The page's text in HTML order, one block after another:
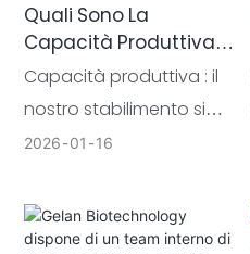
con i marchi in diverse
fasi di sviluppo.
Quali Sono La
Capacità Produttiva E
I Tempi Di Consegna
Biotechnology?
Capacità produttiva : il
nostro stabilimento si
estende su una
metri quadrati ed è
dotato di 15 linee di
2026 01 16